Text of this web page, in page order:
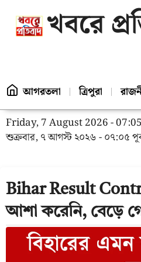
খবরে
আগরতলা ত্রিপুরা
Friday, 7 August 2026 -
শুক্রবার, ৭ আগস্ট ২০২৬ - ০৭:০৫
Bihar Result
আশা করেনি, বেড়ে